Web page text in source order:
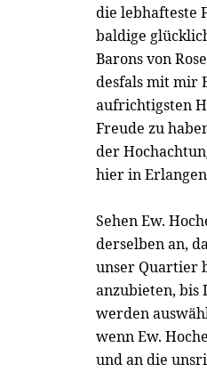
die lebhafteste
baldige
Barons von
desfals mit mir
aufrichtigsten
Freude zu
der
hier in
Sehen Ew.
derselben an,
unser Quartier
anzubieten, bis
werden
wenn Ew.
und an die